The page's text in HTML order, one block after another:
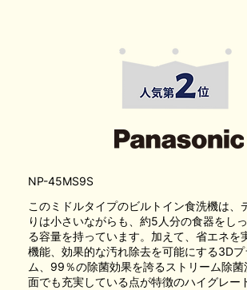
このミドルタイプのビルトイン食洗機は、
りは小さいながらも、約5人分の食器をし
る容量を持っています。加えて、省エネを
機能、効果的な汚れ除去を可能にする3D
ム、99％の除菌効果を誇るストリーム除
面でも充実している点が特徴のハイグレー
NP-45MS9S